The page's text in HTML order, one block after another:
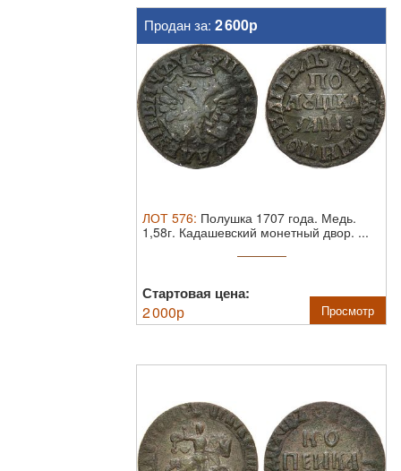
Продан за: 2 600р
ЛОТ 576: Полушка 1707 года. Медь.
1,58г. Кадашевский монетный двор. ...
Стартовая цена:
2 000р Просмотр